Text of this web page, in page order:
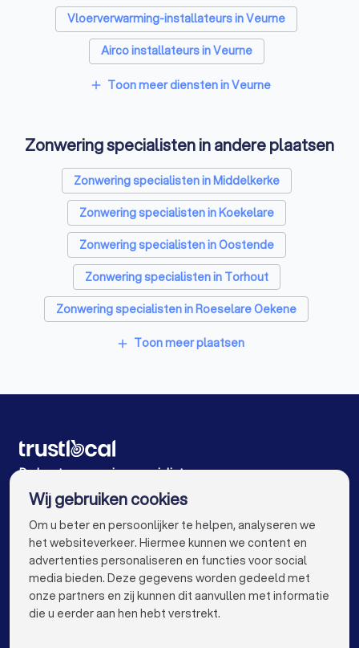
Vloerverwarming-installateurs in Veurne
Airco installateurs in Veurne
Ramen en deuren specialisten in Veurne
Schrijnwerkers in Veurne
Warmtepomp installateurs in Veurne
Badkamer installateurs in Veurne
Glashandels in Veurne
EPC-keurders in Veurne
Klusjesmannen in Veurne
add Toon meer diensten in Veurne
Zonwering specialisten in andere plaatsen
Zonwering specialisten in Middelkerke
Zonwering specialisten in Koekelare
Zonwering specialisten in Oostende
Zonwering specialisten in Torhout
Zonwering specialisten in Roeselare Oekene
Zonwering specialisten in Wervik
Zonwering specialisten in Oostkamp Hertsberge
Zonwering specialisten in Brugge
Zonwering specialisten in Antwerpen
Zonwering specialisten in Gent
Zonwering specialisten in Leuven
Zonwering specialisten in Aalst
add Toon meer plaatsen
De beste zonwering specialisten voor u
VOOR PARTICULIEREN keyboard_arrow_down
Wij gebruiken cookies
Om u beter en persoonlijker te helpen, analyseren we
het websiteverkeer. Hiermee kunnen we content en
advertenties personaliseren en functies voor social
media bieden. Deze gegevens worden gedeeld met
onze partners en zij kunnen dit aanvullen met informatie
die u eerder aan hen hebt verstrekt.